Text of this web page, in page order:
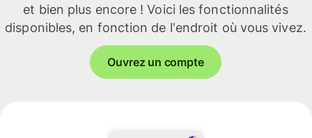
et bien plus encore ! Voici les fonctionnalités
disponibles, en fonction de l'endroit où vous vivez.
Ouvrez un compte